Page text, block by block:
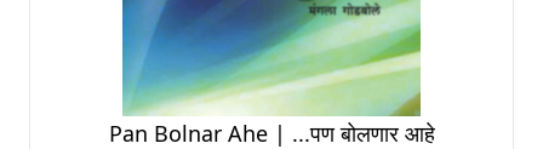
Pan Bolnar Ahe | ...पण बोलणार आहे